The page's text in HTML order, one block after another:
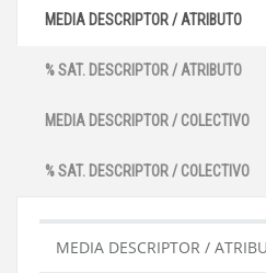
MEDIA DESCRIPTOR / ATRIBUTO
% SAT. DESCRIPTOR / ATRIBUTO
MEDIA DESCRIPTOR / COLECTIVO
% SAT. DESCRIPTOR / COLECTIVO
MEDIA DESCRIPTOR /